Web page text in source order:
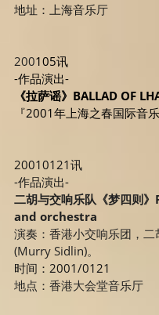
地址：上海音乐厅
200105讯
-作品演出-
《拉萨谣》BALLAD OF
『2001年上海之春国际音乐
20010121讯
-作品演出-
二胡与交响乐队《梦四则》
and orchestra
演奏：香港小交响乐团，
(Murry Sidlin)。
时间：2001/0121
地点：香港大会堂音乐厅